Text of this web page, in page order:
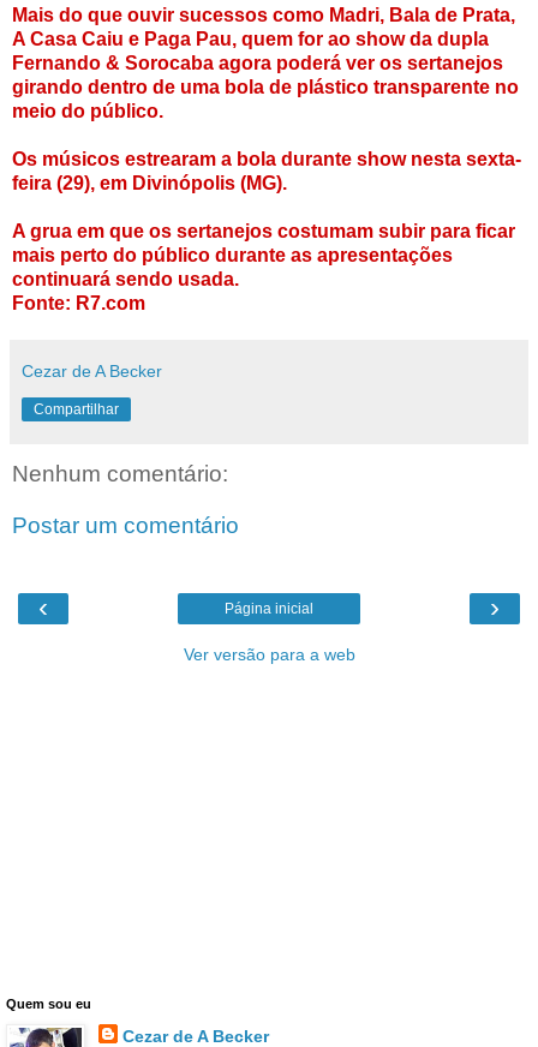
Mais do que ouvir sucessos como Madri, Bala de Prata,
A Casa Caiu e Paga Pau, quem for ao show da dupla
Fernando & Sorocaba agora poderá ver os sertanejos
girando dentro de uma bola de plástico transparente no
meio do público.
Os músicos estrearam a bola durante show nesta sexta-
feira (29), em Divinópolis (MG).
A grua em que os sertanejos costumam subir para ficar
mais perto do público durante as apresentações
continuará sendo usada.
Fonte: R7.com
Cezar de A Becker
Compartilhar
Nenhum comentário:
Postar um comentário
‹ ›
Página inicial
Ver versão para a web
Quem sou eu
Cezar de A Becker